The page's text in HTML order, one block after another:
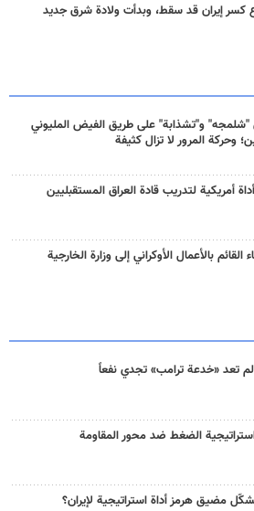
كسر إيران قد سقط، وبدأت ولادة شرق جديد
و"تشذابة" على طريق الفيض المليوني
وحركة المرور لا تزال كثيفة
أمريكية لتدريب قادة العراق المستقبليين
القائم بالأعمال الأوكراني إلى وزارة الخارجية
تعد «خدعة ترامب» تجدي نفعاً
الضغط ضد محور المقاومة
مضيق هرمز أداة استراتيجية لإيران؟